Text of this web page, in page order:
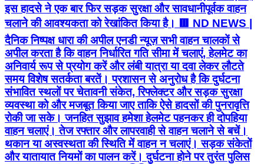
इस हादसे ने एक बार फिर सड़क सुरक्षा और सावधानीपूर्वक वाहन
चलाने की आवश्यकता को रेखांकित किया है। 🟥 ND NEWS |
दैनिक निष्पक्ष धारा की अपील एनडी न्यूज़ सभी वाहन चालकों से
अपील करता है कि वाहन निर्धारित गति सीमा में चलाएं, हेलमेट का
अनिवार्य रूप से प्रयोग करें और लंबी यात्रा या दवा लेकर लौटते
समय विशेष सतर्कता बरतें। प्रशासन से अनुरोध है कि दुर्घटना
संभावित स्थलों पर चेतावनी संकेत, रिफ्लेक्टर और सड़क सुरक्षा
व्यवस्था को और मजबूत किया जाए ताकि ऐसे हादसों की पुनरावृत्ति
रोकी जा सके। जनहित सुझाव हमेशा हेलमेट पहनकर ही दोपहिया
वाहन चलाएं। तेज रफ्तार और लापरवाही से वाहन चलाने से बचें।
थकान या अस्वस्थता की स्थिति में वाहन न चलाएं। सड़क संकेतों
और यातायात नियमों का पालन करें। दुर्घटना होने पर तुरंत पुलिस